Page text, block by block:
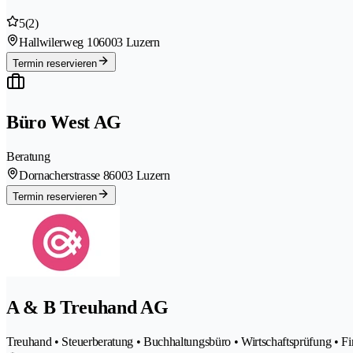
5(2)
Hallwilerweg 106003 Luzern
Termin reservieren
Büro West AG
Beratung
Dornacherstrasse 86003 Luzern
Termin reservieren
A & B Treuhand AG
Treuhand • Steuerberatung • Buchhaltungsbüro • Wirtschaftsprüfung •